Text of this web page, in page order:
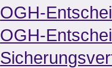
OGH-
OGH-